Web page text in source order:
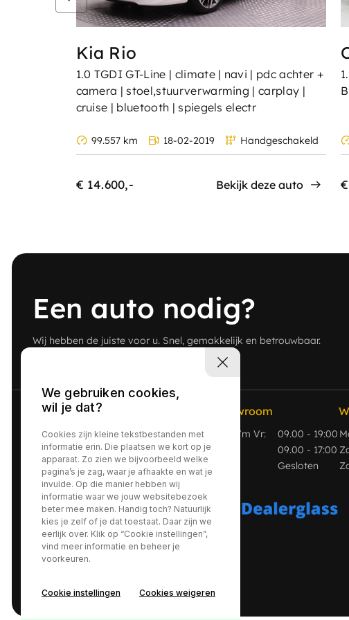
Kia Rio
1.0 TGDI GT-Line | climate | navi | pdc achter +
camera | stoel,stuurverwarming | carplay |
cruise | bluetooth | spiegels electr
99.557 km 18-02-2019 Handgeschakeld
€ 14.600,- Bekijk deze auto
Een auto nodig?
Wij hebben de juiste voor u. Snel, gemakkelijk en betrouwbaar.
Contact
0493492356
verkoop@opelnijs.nl
Kerkendijk 134
5712 EX, Someren
Showroom
Ma t/m Vr:
09.00 - 19:00
09.00 - 17:00
Gesloten
Werkplaats
We gebruiken cookies,
wil je dat?
Cookies zijn kleine tekstbestanden met
informatie erin. Die plaatsen we kort op je
apparaat. Zo zien we bijvoorbeeld welke
pagina’s je zag, waar je afhaakte en wat je
invulde. Op die manier hebben wij
informatie waar we jouw websitebezoek
beter mee maken. Handig toch? Natuurlijk
kies je zelf of je dat toestaat. Daar zijn we
eerlijk over. Klik op “Cookie instellingen”,
vind meer informatie en beheer je
voorkeuren.
Cookie instellingen Cookies weigeren